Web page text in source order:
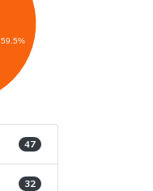
59.5%
47
32